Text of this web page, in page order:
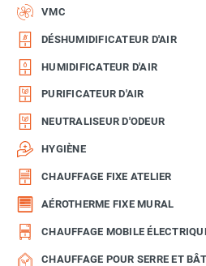
VMC
DÉSHUMIDIFICATEUR D'AIR
HUMIDIFICATEUR D'AIR
PURIFICATEUR D'AIR
NEUTRALISEUR D'ODEUR
HYGIÈNE
CHAUFFAGE FIXE ATELIER
AÉROTHERME FIXE MURAL
CHAUFFAGE MOBILE
CHAUFFAGE POUR SERRE ET